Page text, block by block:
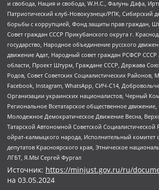
и свобода, Нация и свобода, W.H.С., Фалунь Дафа,
Патриотический клуб-Новокузнецк/РПК, Сибирский
борьбы с коррупцией, Фонд защиты прав граждан,
Совет граждан СССР Прикубанского округа г.
государство, Народное объединение русского
движение Адат, Народный совет граждан РСФСР СССР
области, Проект Штурм, Граждане СССР, Держава
Родов, Совет Советских Социалистических Районов,
Facebook, Instagram, WhatsApp, СИЧ-С14,
Организации украинских националистов, Черный
Региональное Всетатарское общественное движение,
Молодежное Демократическое Движение Весна,
Татарской Автономной Советской Социалистической
ойрат-калмыцкого народа, Исполнительный комитет
депутатов Красноярского края, Этническое
ЛГБТ, Я.МЫ Сергей Фургал
Источник: https://minjust.gov.ru/ru/
на 03.05.2024